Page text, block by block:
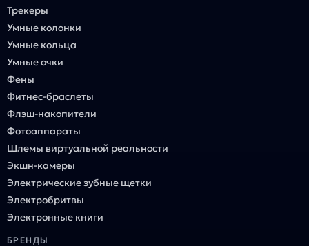
Трекеры
Умные колонки
Умные кольца
Умные очки
Фены
Фитнес-браслеты
Флэш-накопители
Фотоаппараты
Шлемы виртуальной реальности
Экшн-камеры
Электрические зубные щетки
Электробритвы
Электронные книги
БРЕНДЫ